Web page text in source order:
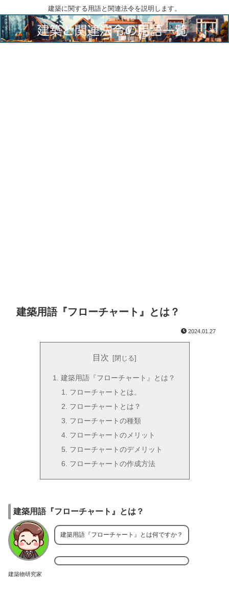
建築に関する用語と関連法令を説明します。
建築用語『フローチャート』とは？
2024.01.27
目次
建築用語『フローチャート』とは？
フローチャートとは。
フローチャートとは？
フローチャートの種類
フローチャートのメリット
フローチャートのデメリット
フローチャートの作成方法
建築用語『フローチャート』とは？
建築物研究家
建築用語『フローチャート』とは何ですか？